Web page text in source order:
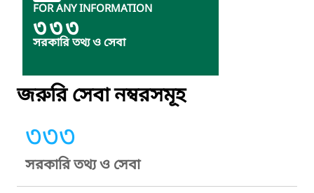
FOR ANY INFORMATION
৩৩৩
সরকারি তথ্য ও সেবা
জরুরি সেবা নম্বরসমূহ
৩৩৩
সরকারি তথ্য ও সেবা